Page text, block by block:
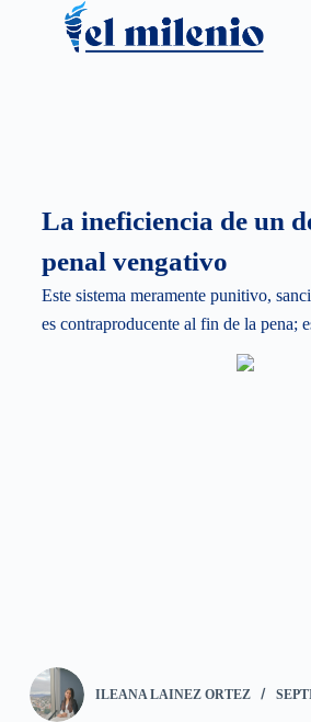
La ineficiencia de un
penal vengativo
Este sistema meramente punitivo,
es contraproducente al fin de la pena;
ILEANA LAINEZ ORTEZ